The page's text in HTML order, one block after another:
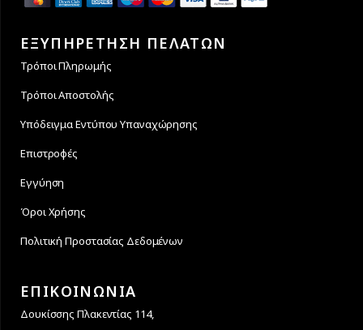
ΕΞΥΠΗΡΕΤΗΣΗ ΠΕΛΑΤΩΝ
Τρόποι Πληρωμής
Τρόποι Αποστολής
Υπόδειγμα Εντύπου Υπαναχώρησης
Επιστροφές
Εγγύηση
Όροι Χρήσης
Πολιτική Προστασίας Δεδομένων
ΕΠΙΚΟΙΝΩΝΙΑ
Δουκίσσης Πλακεντίας 114,